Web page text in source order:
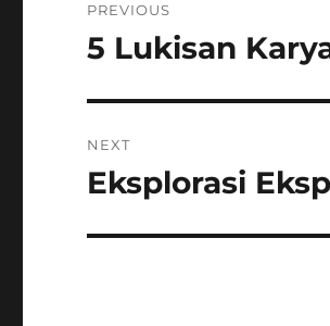
navigation
PREVIOUS
Previous
5 Lukisan
NEXT
Next
Eksplorasi